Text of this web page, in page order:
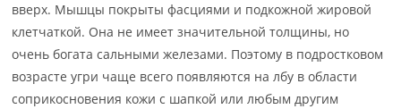
вверх. Мышцы покрыты фасциями и подкожной жировой
клетчаткой. Она не имеет значительной толщины, но
очень богата сальными железами. Поэтому в подростковом
возрасте угри чаще всего появляются на лбу в области
соприкосновения кожи с шапкой или любым другим